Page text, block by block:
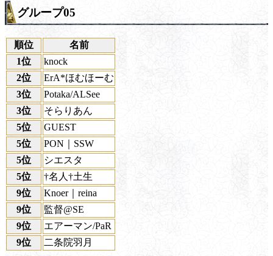
グループ05
順位
名前
1位
knock
2位
ErA*ほむほーむ
3位
Potaka/ALSee
3位
そらりあん
5位
GUEST
5位
PON｜SSW
5位
シエスタ
5位
†名人†土生
9位
Knoer｜reina
9位
監督@SE
9位
エアーマン/PaR
9位
二条院羽月